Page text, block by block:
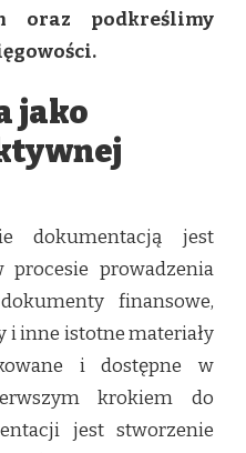
oraz podkreślimy
jako
dokumentacją jest
prowadzenia
finansowe,
i inne istotne materiały
i dostępne w
krokiem do
jest stworzenie